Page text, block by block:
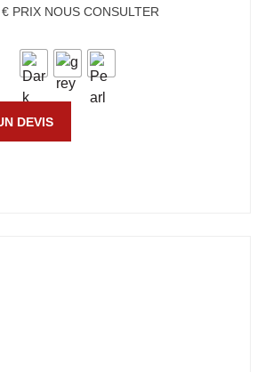
€ PRIX NOUS CONSULTER
DEVIS